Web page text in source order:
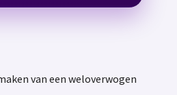
van een weloverwogen